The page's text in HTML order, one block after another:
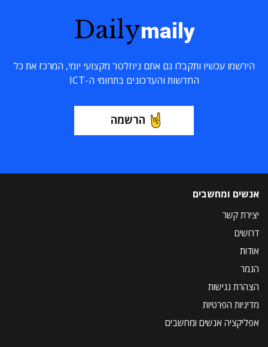
Dailymaily
הירשמו עכשיו ותקבלו גם אתם ניוזלטר מקצועי יומי, המרכז את כל
החדשות והעדכונים בתחומי ה-ICT
הרשמה
אנשים ומחשבים
יצירת קשר
דרושים
אודות
הנמר
הצהרת נגישות
מדיניות הפרטיות
אפליקציה אנשים ומחשבים